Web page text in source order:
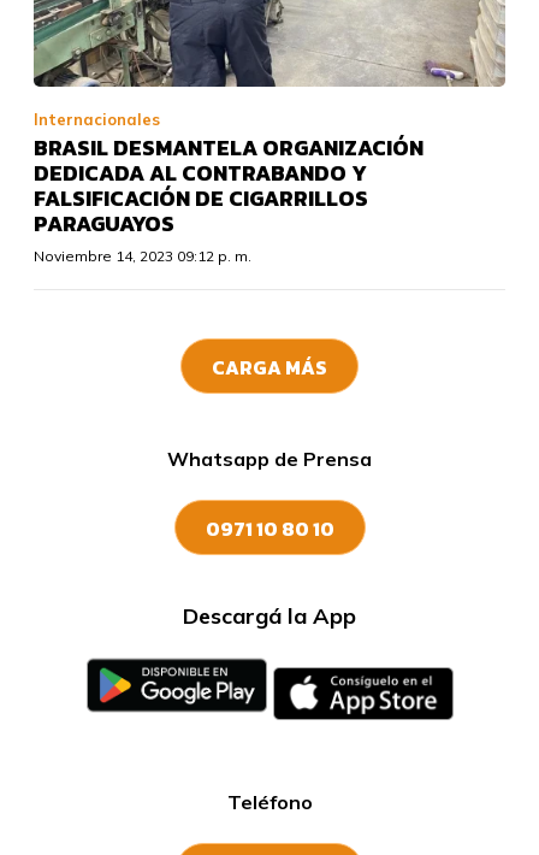
Internacionales
BRASIL DESMANTELA ORGANIZACIÓN
DEDICADA AL CONTRABANDO Y
FALSIFICACIÓN DE CIGARRILLOS
PARAGUAYOS
Noviembre 14, 2023 09:12 p. m.
CARGA MÁS
Whatsapp de Prensa
0971 10 80 10
Descargá la App
Teléfono